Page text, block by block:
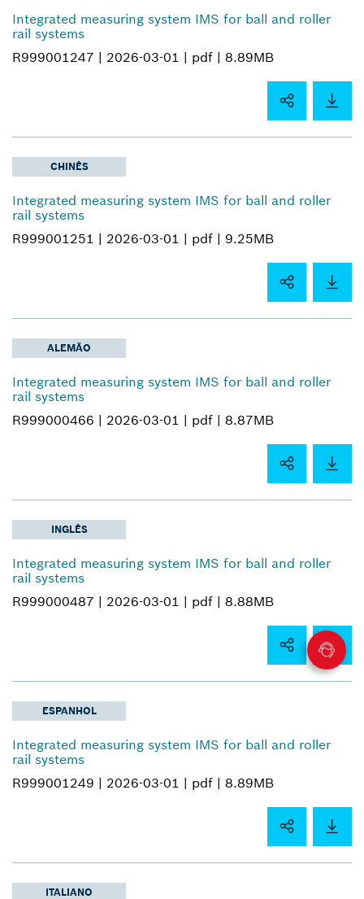
Integrated measuring system IMS for ball and roller
rail systems
R999001247 | 2026-03-01 | pdf | 8.89MB
CHINÊS
Integrated measuring system IMS for ball and roller
rail systems
R999001251 | 2026-03-01 | pdf | 9.25MB
ALEMÃO
Integrated measuring system IMS for ball and roller
rail systems
R999000466 | 2026-03-01 | pdf | 8.87MB
INGLÊS
Integrated measuring system IMS for ball and roller
rail systems
R999000487 | 2026-03-01 | pdf | 8.88MB
ESPANHOL
Integrated measuring system IMS for ball and roller
rail systems
R999001249 | 2026-03-01 | pdf | 8.89MB
ITALIANO